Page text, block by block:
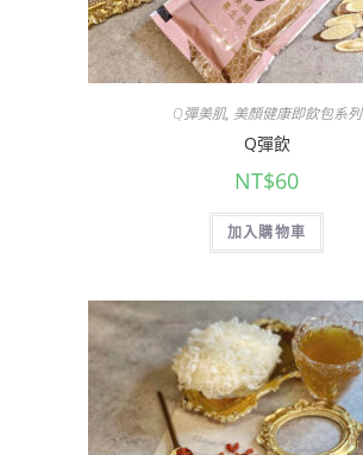
Q彈美肌, 美顏健康即飲包系列
Q彈飲
NT$60
加入購物車